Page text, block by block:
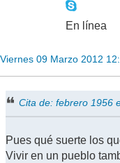
En línea
Viernes 09 Marzo 2012
Cita de: febrero 1956
Pues qué suerte los
Vivir en un pueblo